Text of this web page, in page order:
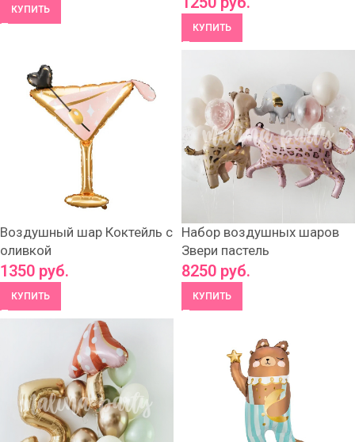
КУПИТЬ
КУПИТЬ
Воздушный шар Коктейль с
оливкой
1350 руб.
КУПИТЬ
Набор воздушных шаров
Звери пастель
8250 руб.
КУПИТЬ